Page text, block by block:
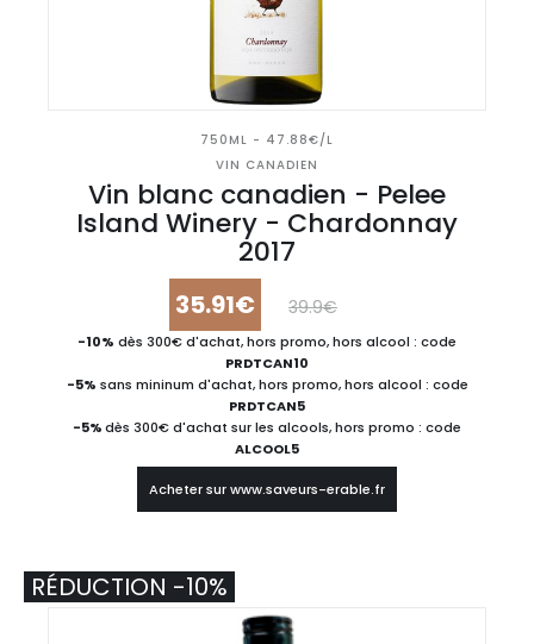
750ML - 47.88€/L
VIN CANADIEN
Vin blanc canadien - Pelee
Island Winery - Chardonnay
2017
35.91€ 39.9€
-10% dès 300€ d'achat, hors promo, hors alcool : code
PRDTCAN10
-5% sans mininum d'achat, hors promo, hors alcool : code
PRDTCAN5
-5%dès 300€ d'achat sur les alcools, hors promo : code
ALCOOL5
Acheter sur www.saveurs-erable.fr
RÉDUCTION -10%